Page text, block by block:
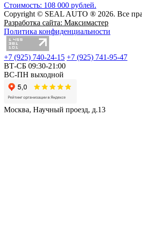
Стоимость: 108 000 рублей.
Copyright © SEAL AUTO ® 2026. Все
Разработка сайта: Максимастер
Политика конфиденциальности
+7 (925) 740-24-15 +7 (925) 741-95-47
ВТ-СБ 09:30-21:00
ВС-ПН выходной
Москва, Научный проезд, д.13